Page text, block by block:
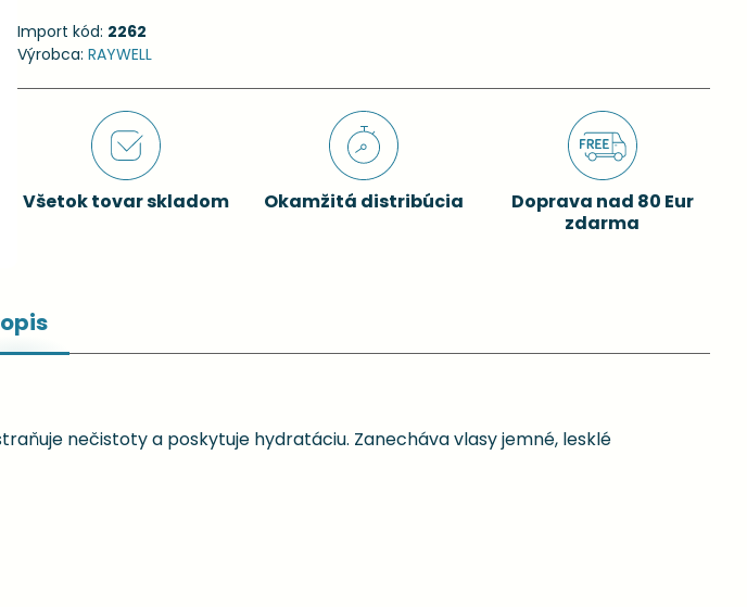
Import kód: 2262
Výrobca: RAYWELL
Všetok tovar skladom Okamžitá distribúcia
Doprava nad 80 Eur
zdarma
nečistoty a poskytuje hydratáciu. Zanecháva vlasy jemné, lesklé